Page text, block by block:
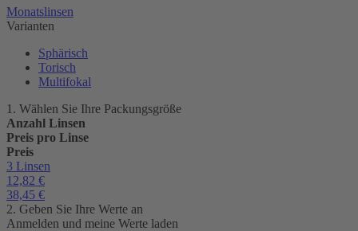
Monatslinsen
Varianten
Sphärisch
Torisch
Multifokal
1. Wählen Sie Ihre Packungsgröße
Anzahl Linsen
Preis pro Linse
Preis
3 Linsen
12,82 €
38,45 €
2. Geben Sie Ihre Werte an
Anmelden und meine Werte laden